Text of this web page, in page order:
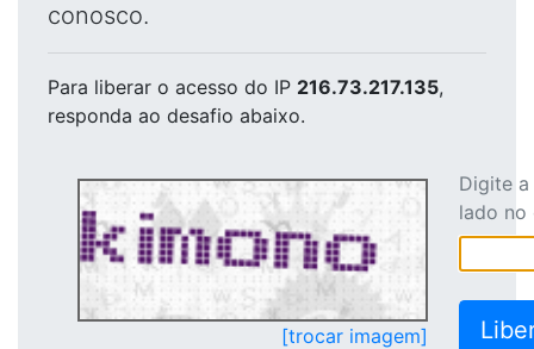
conosco.
Para liberar o acesso do IP 216.73.217.135,
responda ao desafio abaixo.
[trocar imagem]
Digite
lado no